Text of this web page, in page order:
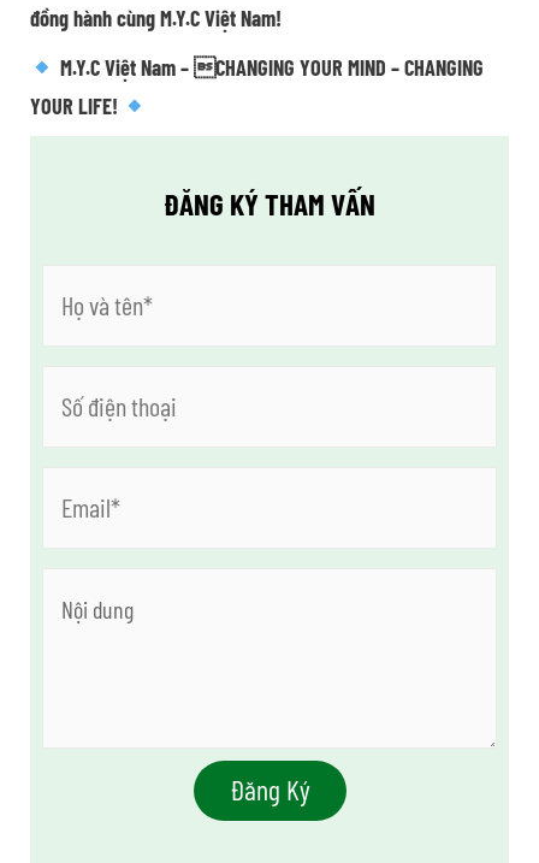
đồng hành cùng M.Y.C Việt Nam!
M.Y.C Việt Nam – CHANGING YOUR MIND – CHANGING
YOUR LIFE!
ĐĂNG KÝ THAM VẤN